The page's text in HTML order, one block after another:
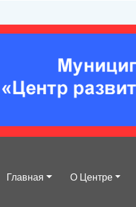
Главная О Центре